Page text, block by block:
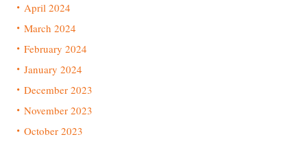
April 2024
March 2024
February 2024
January 2024
December 2023
November 2023
October 2023